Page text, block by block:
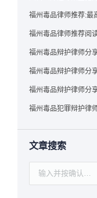
文章搜索